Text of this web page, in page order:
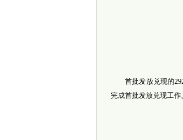
首批发放兑现的292
完成首批发放兑现工作